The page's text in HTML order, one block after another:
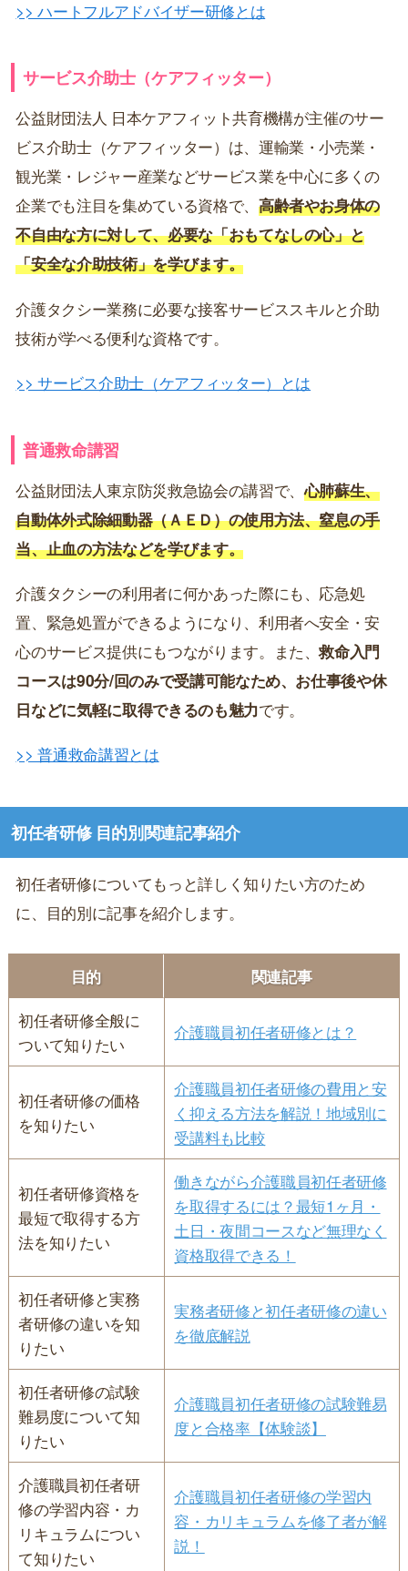
>> ハートフルアドバイザー研修とは
サービス介助士（ケアフィッター）
公益財団法人 日本ケアフィット共育機構が主催のサー
ビス介助士（ケアフィッター）は、運輸業・小売業・
観光業・レジャー産業などサービス業を中心に多くの
企業でも注目を集めている資格で、 高齢者やお身体の
不自由な方に対して、必要な「おもてなしの心」と
「安全な介助技術」を学びます。
介護タクシー業務に必要な接客サービススキルと介助
技術が学べる便利な資格です。
>> サービス介助士（ケアフィッター）とは
普通救命講習
公益財団法人東京防災救急協会の講習で、心肺蘇生、
自動体外式除細動器（ＡＥＤ）の使用方法、窒息の手
当、止血の方法などを学びます。
介護タクシーの利用者に何かあった際にも、応急処
置、緊急処置ができるようになり、利用者へ安全・安
心のサービス提供にもつながります。また、救命入門
コースは90分/回のみで受講可能なため、お仕事後や休
日などに気軽に取得できるのも魅力です。
>> 普通救命講習とは
初任者研修 目的別関連記事紹介
初任者研修についてもっと詳しく知りたい方のため
に、目的別に記事を紹介します。
目的
関連記事
初任者研修全般に
ついて知りたい
介護職員初任者研修とは？
初任者研修の価格
を知りたい
介護職員初任者研修の費用と安
く抑える方法を解説！地域別に
受講料も比較
初任者研修資格を
最短で取得する方
法を知りたい
働きながら介護職員初任者研修
を取得するには？最短1ヶ月・
土日・夜間コースなど無理なく
資格取得できる！
初任者研修と実務
者研修の違いを知
りたい
実務者研修と初任者研修の違い
を徹底解説
初任者研修の試験
難易度について知
りたい
介護職員初任者研修の試験難易
度と合格率【体験談】
介護職員初任者研
修の学習内容・カ
リキュラムについ
て知りたい
介護職員初任者研修の学習内
容・カリキュラムを修了者が解
説！